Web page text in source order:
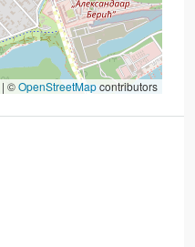
| ©OpenStreetMapcontributors